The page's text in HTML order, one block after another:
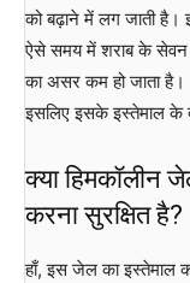
को बढ़ाने में लग जाती
ऐसे समय में शराब के सेवन
का असर कम हो जाता है।
इसलिए इसके इस्तेमाल के
क्या हिमकॉलीन
करना सुरक्षित है?
हाँ, इस जेल का इस्तेमाल